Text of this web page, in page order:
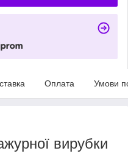
Оплата Умови
вирубки